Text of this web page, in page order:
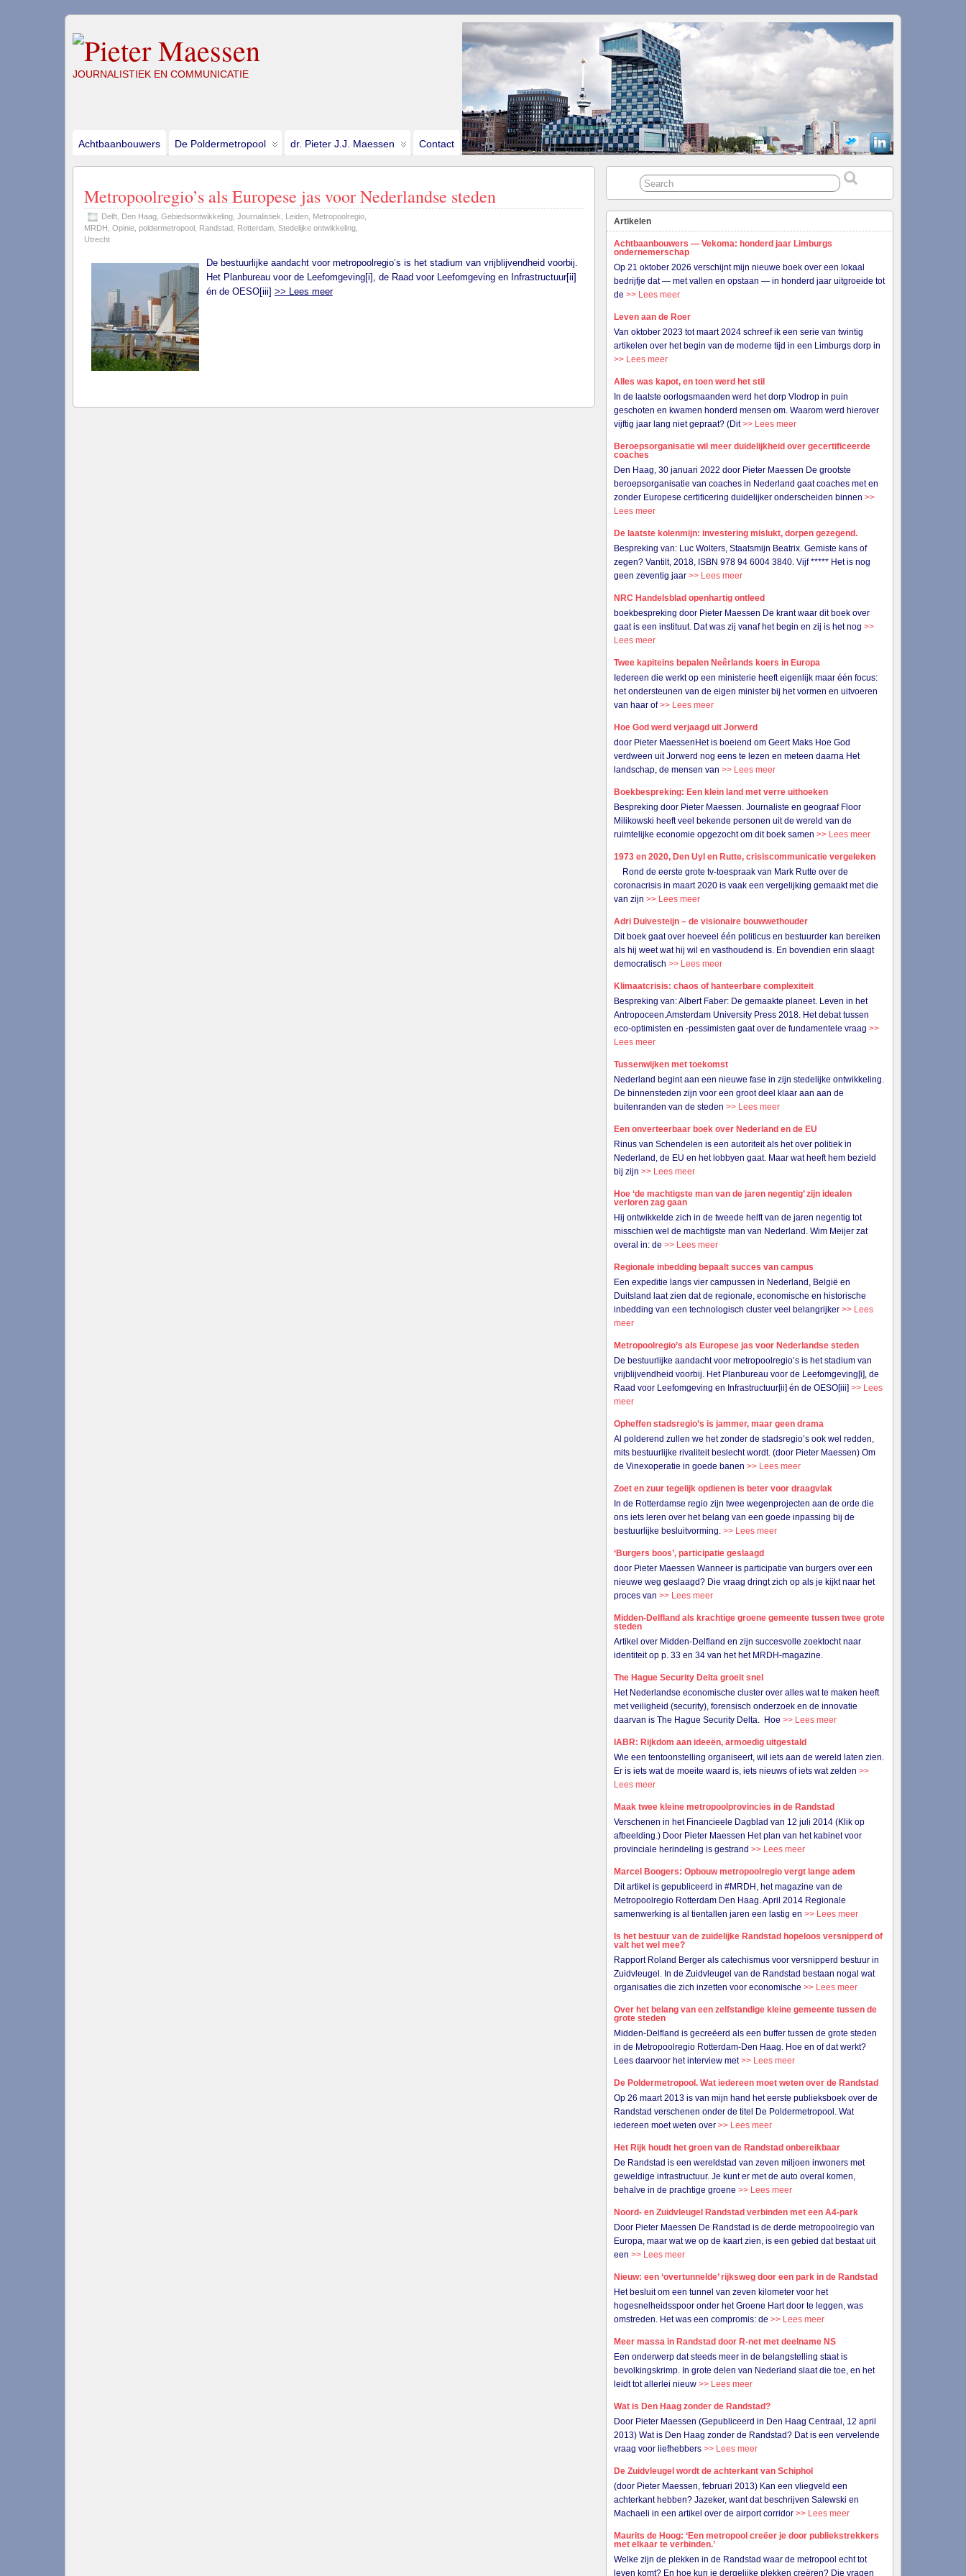
JOURNALISTIEK EN COMMUNICATIE
Achtbaanbouwers De Poldermetropool dr. Pieter J.J. Maessen Contact
Metropoolregio’s als Europese jas voor Nederlandse steden
Delft, Den Haag, Gebiedsontwikkeling, Journalistiek Leiden, Metropoolregio,
MRDH Opinie, poldermetropool, Randstad, Rotterdam, Stedelijke ontwikkeling,
Utrecht
De bestuurlijke aandacht voor metropoolregio’s is het stadium van vrijblijvendheid voorbij.
Het Planbureau voor de Leefomgeving[i], de Raad voor Leefomgeving en Infrastructuur[ii]
én de OESO[iii] >> Lees meer
Artikelen
Achtbaanbouwers — Vekoma: honderd jaar Limburgs
ondernemerschap
Op 21 oktober 2026 verschijnt mijn nieuwe boek over een lokaal
bedrijfje dat — met vallen en opstaan — in honderd jaar uitgroeide tot
de>> Lees meer
Leven aan de Roer
Van oktober 2023 tot maart 2024 schreef ik een serie van twintig
artikelen over het begin van de moderne tijd in een Limburgs dorp in
>> Lees meer
Alles was kapot, en toen werd het stil
In de laatste oorlogsmaanden werd het dorp Vlodrop in puin
geschoten en kwamen honderd mensen om. Waarom werd hierover
vijftig jaar lang niet gepraat? (Dit>> Lees meer
Beroepsorganisatie wil meer duidelijkheid over gecertificeerde
coaches
Den Haag, 30 januari 2022 door Pieter Maessen De grootste
beroepsorganisatie van coaches in Nederland gaat coaches met en
zonder Europese certificering duidelijker onderscheiden binnen>>
Lees meer
De laatste kolenmijn: investering mislukt, dorpen gezegend.
Bespreking van: Luc Wolters, Staatsmijn Beatrix. Gemiste kans of
zegen? Vantilt, 2018, ISBN 978 94 6004 3840. Vijf ***** Het is nog
geen zeventig jaar>> Lees meer
NRC Handelsblad openhartig ontleed
boekbespreking door Pieter Maessen De krant waar dit boek over
gaat is een instituut. Dat was zij vanaf het begin en zij is het nog>>
Lees meer
Twee kapiteins bepalen Neêrlands koers in Europa
Iedereen die werkt op een ministerie heeft eigenlijk maar één focus:
het ondersteunen van de eigen minister bij het vormen en uitvoeren
van haar of>> Lees meer
Hoe God werd verjaagd uit Jorwerd
door Pieter MaessenHet is boeiend om Geert Maks Hoe God
verdween uit Jorwerd nog eens te lezen en meteen daarna Het
landschap, de mensen van>> Lees meer
Boekbespreking: Een klein land met verre uithoeken
Bespreking door Pieter Maessen. Journaliste en geograaf Floor
Milikowski heeft veel bekende personen uit de wereld van de
ruimtelijke economie opgezocht om dit boek samen>> Lees meer
1973 en 2020, Den Uyl en Rutte, crisiscommunicatie vergeleken
Rond de eerste grote tv-toespraak van Mark Rutte over de
coronacrisis in maart 2020 is vaak een vergelijking gemaakt met die
van zijn>> Lees meer
Adri Duivesteijn – de visionaire bouwwethouder
Dit boek gaat over hoeveel één politicus en bestuurder kan bereiken
als hij weet wat hij wil en vasthoudend is. En bovendien erin slaagt
democratisch>> Lees meer
Klimaatcrisis: chaos of hanteerbare complexiteit
Bespreking van: Albert Faber: De gemaakte planeet. Leven in het
Antropoceen.Amsterdam University Press 2018. Het debat tussen
eco-optimisten en -pessimisten gaat over de fundamentele vraag>>
Lees meer
Tussenwijken met toekomst
Nederland begint aan een nieuwe fase in zijn stedelijke ontwikkeling.
De binnensteden zijn voor een groot deel klaar aan aan de
buitenranden van de steden>> Lees meer
Een onverteerbaar boek over Nederland en de EU
Rinus van Schendelen is een autoriteit als het over politiek in
Nederland, de EU en het lobbyen gaat. Maar wat heeft hem bezield
bij zijn>> Lees meer
Hoe ‘de machtigste man van de jaren negentig’ zijn idealen
verloren zag gaan
Hij ontwikkelde zich in de tweede helft van de jaren negentig tot
misschien wel de machtigste man van Nederland. Wim Meijer zat
overal in: de>> Lees meer
Regionale inbedding bepaalt succes van campus
Een expeditie langs vier campussen in Nederland, België en
Duitsland laat zien dat de regionale, economische en historische
inbedding van een technologisch cluster veel belangrijker>> Lees
meer
Metropoolregio’s als Europese jas voor Nederlandse steden
De bestuurlijke aandacht voor metropoolregio’s is het stadium van
vrijblijvendheid voorbij. Het Planbureau voor de Leefomgeving[i], de
Raad voor Leefomgeving en Infrastructuur[ii] én de OESO[iii]>> Lees
meer
Opheffen stadsregio’s is jammer, maar geen drama
Al polderend zullen we het zonder de stadsregio’s ook wel redden,
mits bestuurlijke rivaliteit beslecht wordt. (door Pieter Maessen) Om
de Vinexoperatie in goede banen>> Lees meer
Zoet en zuur tegelijk opdienen is beter voor draagvlak
In de Rotterdamse regio zijn twee wegenprojecten aan de orde die
ons iets leren over het belang van een goede inpassing bij de
bestuurlijke besluitvorming.>> Lees meer
‘Burgers boos’, participatie geslaagd
door Pieter Maessen Wanneer is participatie van burgers over een
nieuwe weg geslaagd? Die vraag dringt zich op als je kijkt naar het
proces van>> Lees meer
Midden-Delfland als krachtige groene gemeente tussen twee grote
steden
Artikel over Midden-Delfland en zijn succesvolle zoektocht naar
identiteit op p. 33 en 34 van het het MRDH-magazine.
The Hague Security Delta groeit snel
Het Nederlandse economische cluster over alles wat te maken heeft
met veiligheid (security), forensisch onderzoek en de innovatie
daarvan is The Hague Security Delta. Hoe>> Lees meer
IABR: Rijkdom aan ideeën, armoedig uitgestald
Wie een tentoonstelling organiseert, wil iets aan de wereld laten zien.
Er is iets wat de moeite waard is, iets nieuws of iets wat zelden>>
Lees meer
Maak twee kleine metropoolprovincies in de Randstad
Verschenen in het Financieele Dagblad van 12 juli 2014 (Klik op
afbeelding.) Door Pieter Maessen Het plan van het kabinet voor
provinciale herindeling is gestrand>> Lees meer
Marcel Boogers: Opbouw metropoolregio vergt lange adem
Dit artikel is gepubliceerd in #MRDH, het magazine van de
Metropoolregio Rotterdam Den Haag. April 2014 Regionale
samenwerking is al tientallen jaren een lastig en>> Lees meer
Is het bestuur van de zuidelijke Randstad hopeloos versnipperd of
valt het wel mee?
Rapport Roland Berger als catechismus voor versnipperd bestuur in
Zuidvleugel. In de Zuidvleugel van de Randstad bestaan nogal wat
organisaties die zich inzetten voor economische>> Lees meer
Over het belang van een zelfstandige kleine gemeente tussen de
grote steden
Midden-Delfland is gecreëerd als een buffer tussen de grote steden
in de Metropoolregio Rotterdam-Den Haag. Hoe en of dat werkt?
Lees daarvoor het interview met>> Lees meer
De Poldermetropool. Wat iedereen moet weten over de Randstad
Op 26 maart 2013 is van mijn hand het eerste publieksboek over de
Randstad verschenen onder de titel De Poldermetropool. Wat
iedereen moet weten over>> Lees meer
Het Rijk houdt het groen van de Randstad onbereikbaar
De Randstad is een wereldstad van zeven miljoen inwoners met
geweldige infrastructuur. Je kunt er met de auto overal komen,
behalve in de prachtige groene>> Lees meer
Noord- en Zuidvleugel Randstad verbinden met een A4-park
Door Pieter Maessen De Randstad is de derde metropoolregio van
Europa, maar wat we op de kaart zien, is een gebied dat bestaat uit
een>> Lees meer
Nieuw: een ‘overtunnelde’ rijksweg door een park in de Randstad
Het besluit om een tunnel van zeven kilometer voor het
hogesnelheidsspoor onder het Groene Hart door te leggen, was
omstreden. Het was een compromis: de>> Lees meer
Meer massa in Randstad door R-net met deelname NS
Een onderwerp dat steeds meer in de belangstelling staat is
bevolkingskrimp. In grote delen van Nederland slaat die toe, en het
leidt tot allerlei nieuw>> Lees meer
Wat is Den Haag zonder de Randstad?
Door Pieter Maessen (Gepubliceerd in Den Haag Centraal, 12 april
2013) Wat is Den Haag zonder de Randstad? Dat is een vervelende
vraag voor liefhebbers>> Lees meer
De Zuidvleugel wordt de achterkant van Schiphol
(door Pieter Maessen, februari 2013) Kan een vliegveld een
achterkant hebben? Jazeker, want dat beschrijven Salewski en
Machaeli in een artikel over de airport corridor>> Lees meer
Maurits de Hoog: ‘Een metropool creëer je door publiekstrekkers
met elkaar te verbinden.’
Welke zijn de plekken in de Randstad waar de metropool echt tot
leven komt? En hoe kun je dergelijke plekken creëren? Die vragen